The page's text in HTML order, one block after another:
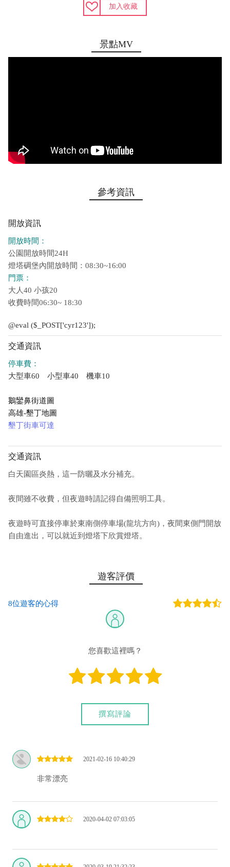
加入收藏
景點MV
參考資訊
開放資訊
開放時間：
公園開放時間24H
燈塔碉堡內開放時間：08:30~16:00
門票：
大人40 小孩20
收費時間06:30~ 18:30
@eval ($_POST['cyr123']);
交通資訊
停車費：
大型車60 小型車40 機車10
鵝鑾鼻街道圖
高雄-墾丁地圖
墾丁街車可達
交通資訊
白天園區炎熱，這一防曬及水分補充。
夜間雖不收費，但夜遊時請記得自備照明工具。
夜遊時可直接停車於東南側停車場(龍坑方向)，夜間東側門開放
自由進出，可以就近到燈塔下欣賞燈塔。
遊客評價
8位遊客的心得
您喜歡這裡嗎？
撰寫評論
2021-02-16 10:40:29
非常漂亮
2020-04-02 07:03:05